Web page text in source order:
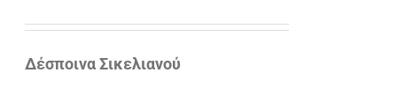
price
was:
τρέχουσα
Δέσποινα Σικελιανού